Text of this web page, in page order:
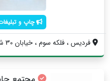
چاپ و
فردیس ، فلکه سوم ، خیابان 30 شرقی